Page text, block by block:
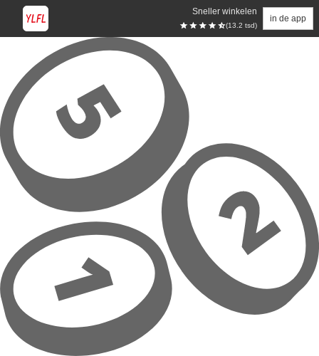
Sneller winkelen
(13.2 tsd)
in de app
Overslaan naar hoofdinhoud